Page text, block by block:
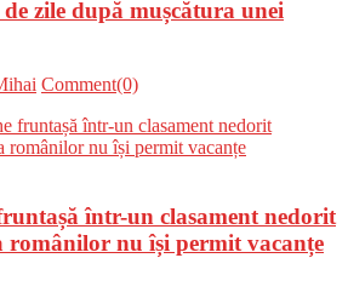
zile după mușcătura unei
Comment(0)
într-un clasament nedorit
nu își permit vacanțe